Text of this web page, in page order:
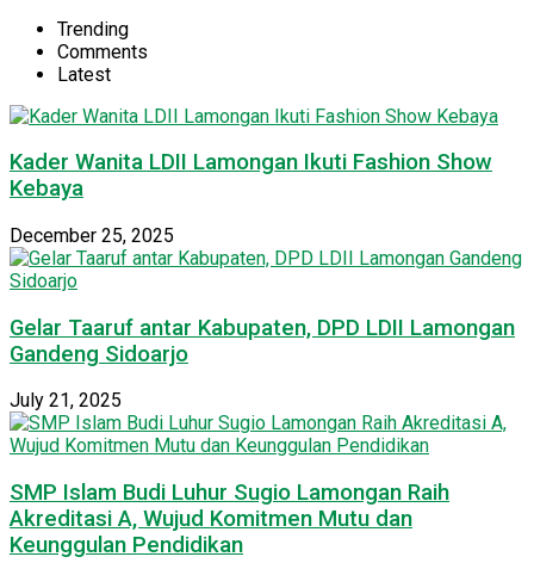
Trending
Comments
Latest
Kader Wanita LDII Lamongan Ikuti Fashion Show
Kebaya
December 25, 2025
Gelar Taaruf antar Kabupaten, DPD LDII Lamongan
Gandeng Sidoarjo
July 21, 2025
SMP Islam Budi Luhur Sugio Lamongan Raih
Akreditasi A, Wujud Komitmen Mutu dan
Keunggulan Pendidikan